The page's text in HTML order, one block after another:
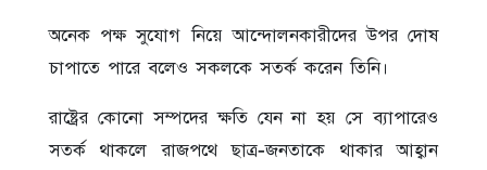
অনেক পক্ষ সুযোগ নিয়ে আন্দোলনকারীদের উপর দোষ
চাপাতে পারে বলেও সকলকে সতর্ক করেন তিনি।
রাষ্ট্রের কোনো সম্পদের ক্ষতি যেন না হয় সে ব্যাপারেও
সতর্ক থাকলে রাজপথে ছাত্র-জনতাকে থাকার আহ্বান